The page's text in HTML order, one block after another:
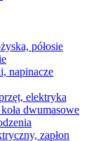
półosie
napinacze
elektryka
dwumasowe
zapłon